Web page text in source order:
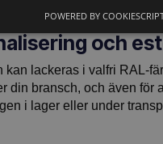
och
kan lackeras i valfri RAL-
din bransch, och även för
i lager eller under
POWERED BY